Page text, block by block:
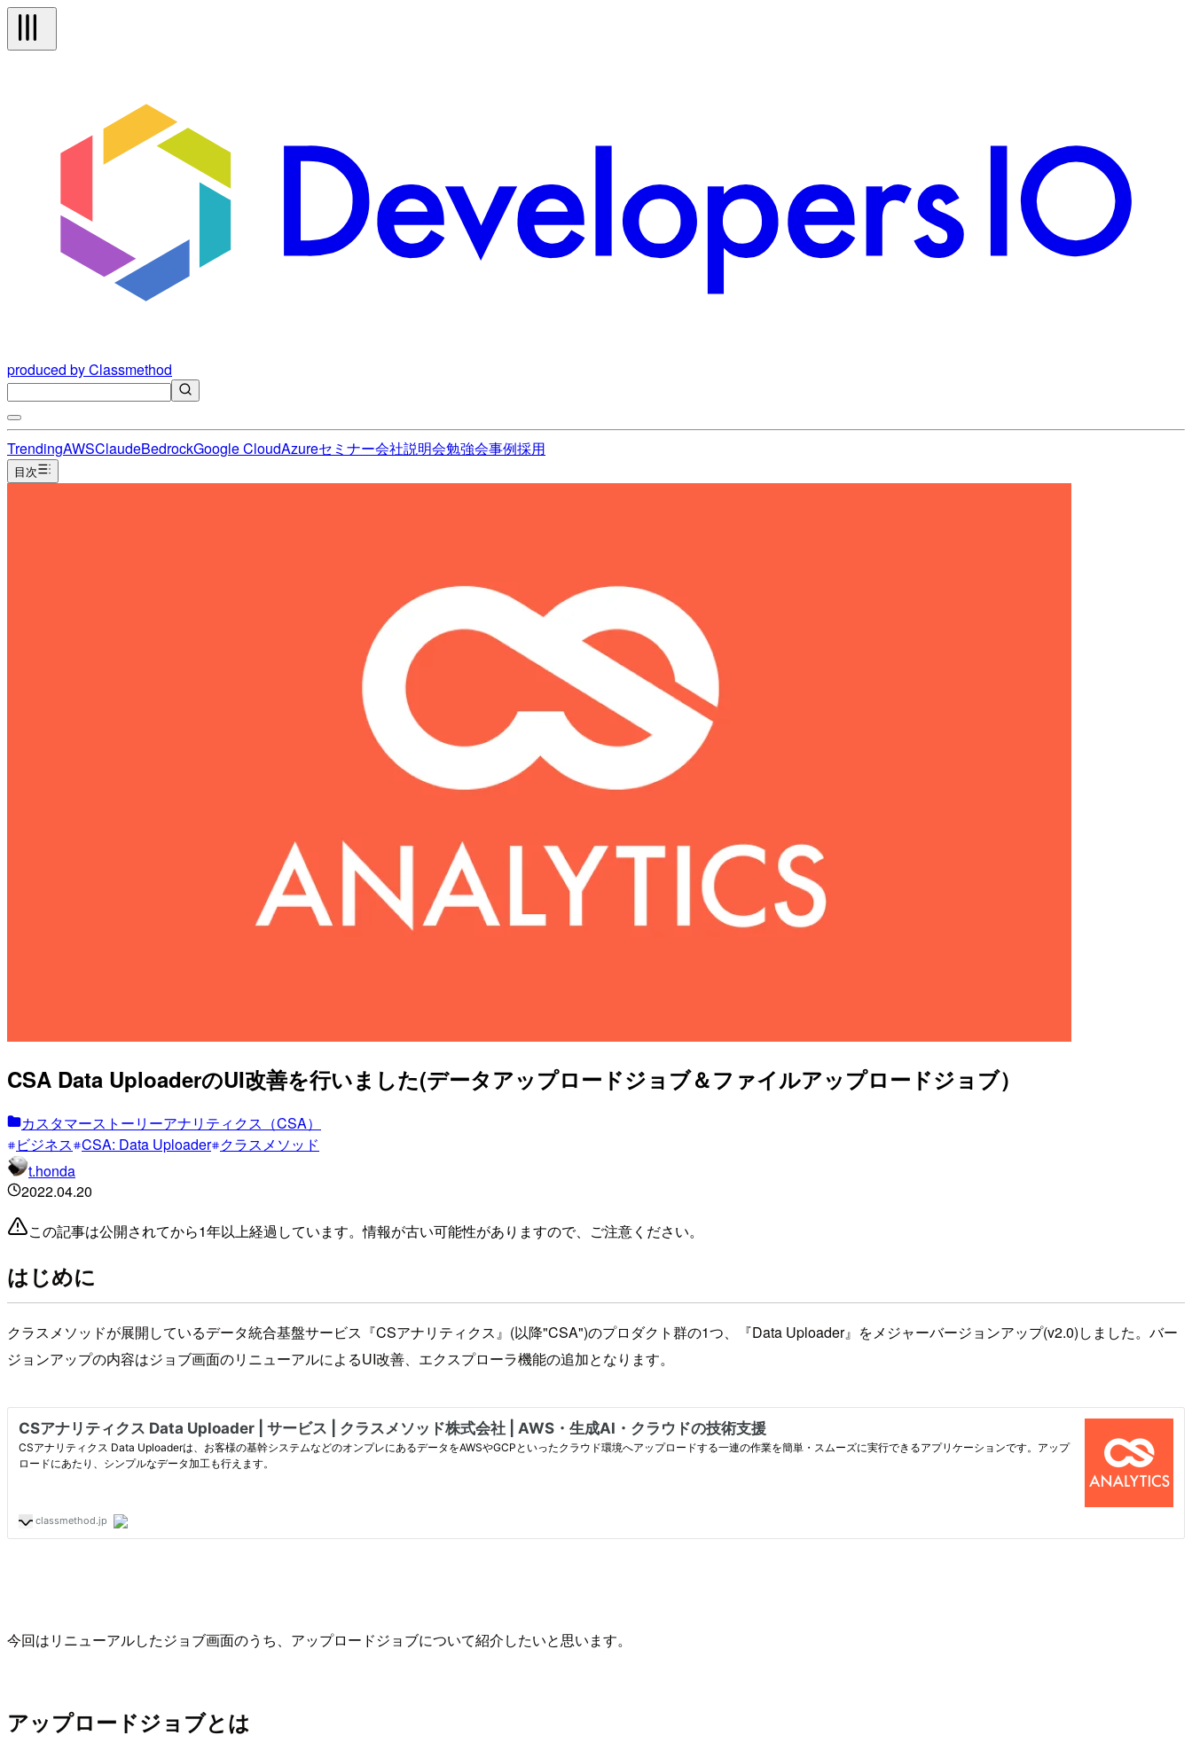
produced by Classmethod
TrendingAWSClaudeBedrockGoogle CloudAzureセミナー会社説明会勉強会事例採用
目次
CSA Data UploaderのUI改善を行いました(データアップロードジョブ＆ファイルアップロードジョブ）
カスタマーストーリーアナリティクス（CSA）
ビジネス CSA: Data Uploader クラスメソッド
t.honda
2022.04.20
この記事は公開されてから1年以上経過しています。情報が古い可能性がありますので、ご注意ください。
はじめに
クラスメソッドが展開しているデータ統合基盤サービス『CSアナリティクス』(以降"CSA")のプロダクト群の1つ、『Data Uploader』をメジャーバージョンアップ(v2.0)しました。バー
ジョンアップの内容はジョブ画面のリニューアルによるUI改善、エクスプローラ機能の追加となります。
今回はリニューアルしたジョブ画面のうち、アップロードジョブについて紹介したいと思います。
アップロードジョブとは